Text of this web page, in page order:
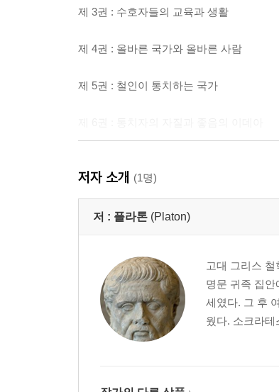
제 3권 : 수호자들의 교육과 생활
제 4권 : 올바른 국가와 올바른 사람
제 5권 : 철인이 통치하는 국가
제 8권 : 타락한 국가와 혼
제 10권 : 올바른 삶에 대한 보상
저자 소개 (1명)
저 : 플라톤 (Platon)
고대 그리스
명문 귀족 집
세였다. 그 후
웠다. 소크라